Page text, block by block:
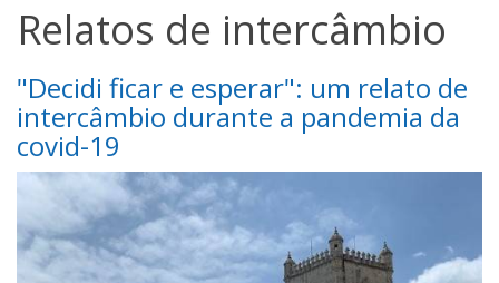
Relatos de intercâmbio
"Decidi ficar e esperar": um relato de
intercâmbio durante a pandemia da
covid-19